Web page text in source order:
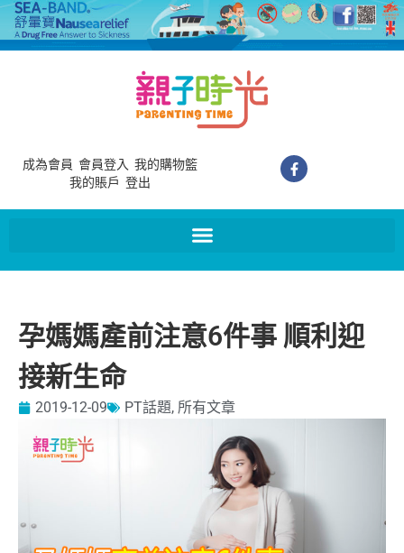
成為會員 會員登入 我的購物籃
我的賬戶 登出
孕媽媽產前注意6件事 順利迎
接新生命
2019-12-09 PT話題, 所有文章